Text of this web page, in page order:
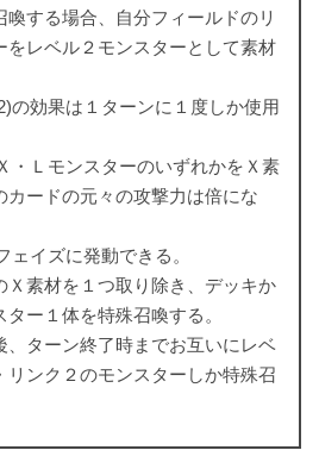
喚する場合、自分フィールドのリ
をレベル２モンスターとして素材
の効果は１ターンに１度しか使用
・ＬモンスターのいずれかをＸ素
カードの元々の攻撃力は倍にな
ェイズに発動できる。
Ｘ素材を１つ取り除き、デッキか
ー１体を特殊召喚する。
、ターン終了時までお互いにレベ
リンク２のモンスターしか特殊召